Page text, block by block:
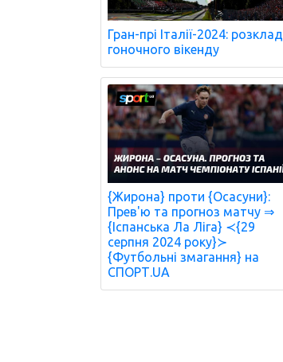
Гран-прі Італії-2024: розклад
гоночного вікенду
{Жирона} проти {Осасуни}:
Прев'ю та прогноз матчу ⇒
{Іспанська Ла Ліга} ≺{29
серпня 2024 року}≻
{Футбольні змагання} на
СПОРТ.UA